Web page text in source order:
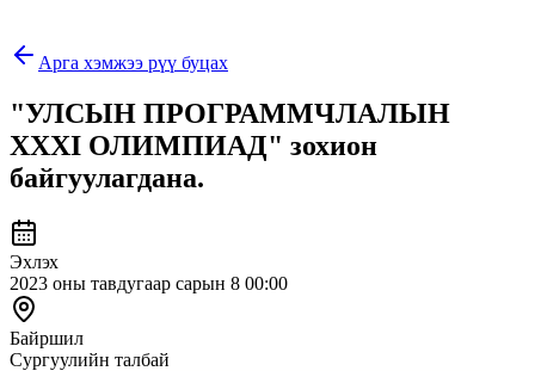
Арга хэмжээ рүү буцах
"УЛСЫН ПРОГРАММЧЛАЛЫН
XXXI ОЛИМПИАД" зохион
байгуулагдана.
Эхлэх
2023 оны тавдугаар сарын 8 00:00
Байршил
Сургуулийн талбай